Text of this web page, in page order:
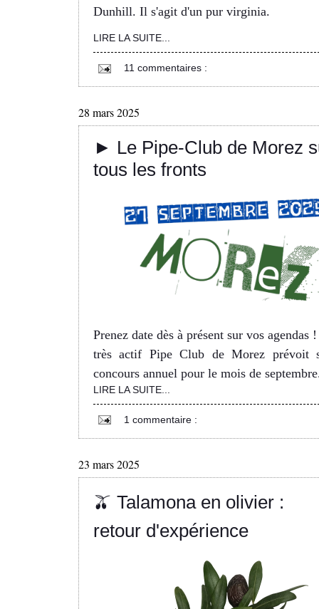
Dunhill. Il s'agit d'un pur virginia.
LIRE LA SUITE...
11 commentaires :
28 mars 2025
► Le Pipe-Club de Morez
tous les fronts
Prenez date dès à présent sur vos agendas
très actif Pipe Club de Morez prévoit
concours annuel pour le mois de
LIRE LA SUITE...
1 commentaire :
23 mars 2025
🫒 Talamona en olivier :
retour d'expérience